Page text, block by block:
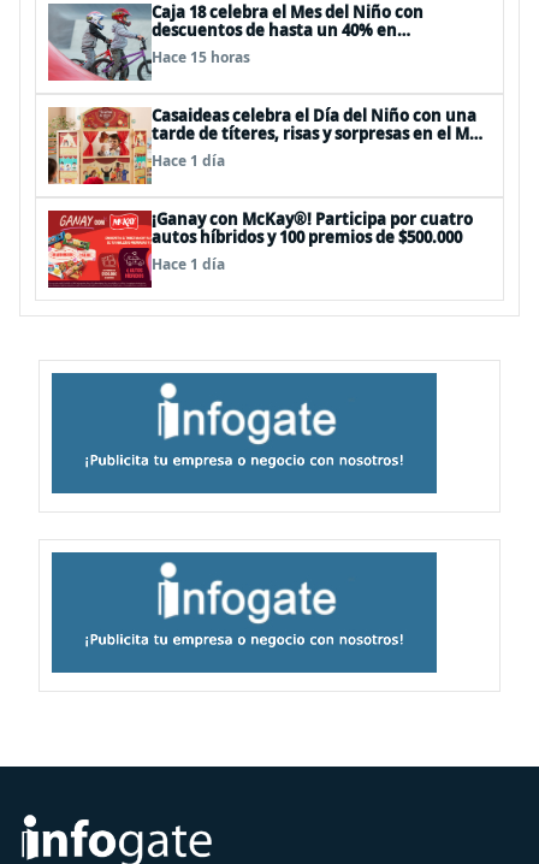
Caja 18 celebra el Mes del Niño con
descuentos de hasta un 40% en
panoramas, cine, shows y streaming
Hace 15 horas
Casaideas celebra el Día del Niño con una
tarde de títeres, risas y sorpresas en el Mall
Plaza Vespucio
Hace 1 día
¡Ganay con McKay®! Participa por cuatro
autos híbridos y 100 premios de $500.000
Hace 1 día